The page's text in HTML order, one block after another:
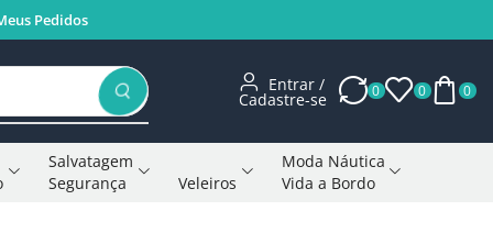
Pedidos
Entrar /
Cadastre-se 0 0 0
Salvatagem
Segurança
Veleiros
Moda Náutica
Vida a Bordo